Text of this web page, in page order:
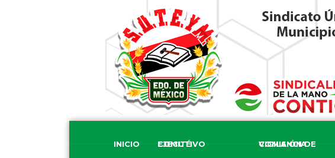
INICIO COMITÉ EJECUTIVO COMISIÓN DE VIGILANCIA